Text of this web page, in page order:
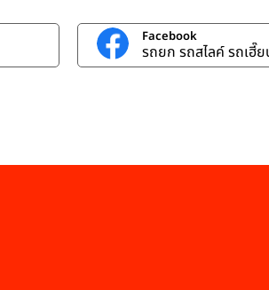
Facebook
รถยก รถสไลค์ รถเฮี๊ย